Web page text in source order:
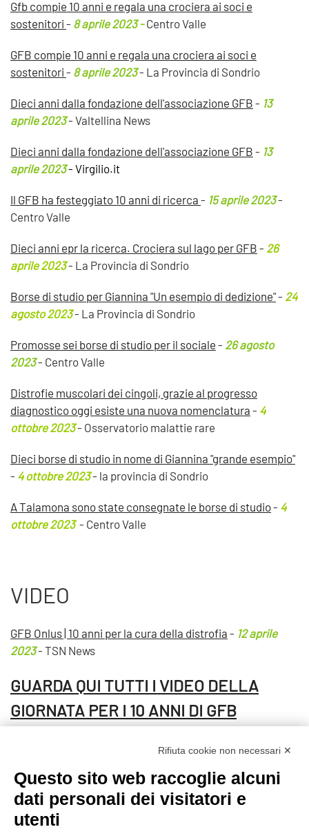
Gfb compie 10 anni e regala una crociera ai soci e
sostenitori - 8 aprile 2023 -Centro Valle
GFB compie 10 anni e regala una crociera ai soci e
sostenitori - 8 aprile 2023- La Provincia di Sondrio
Dieci anni dalla fondazione dell'associazione GFB - 13
aprile 2023- Valtellina News
Dieci anni dalla fondazione dell'associazione GFB - 13
aprile 2023- Virgilio.it
Il GFB ha festeggiato 10 anni di ricerca - 15 aprile 2023-
Centro Valle
Dieci anni epr la ricerca. Crociera sul lago per GFB - 26
aprile 2023- La Provincia di Sondrio
Borse di studio per Giannina "Un esempio di dedizione"- 24
agosto 2023- La Provincia di Sondrio
Promosse sei borse di studio per il sociale - 26 agosto
2023- Centro Valle
Distrofie muscolari dei cingoli, grazie al progresso
diagnostico oggi esiste una nuova nomenclatura - 4
ottobre 2023- Osservatorio malattie rare
Dieci borse di studio in nome di Giannina "grande esempio"
- 4 ottobre 2023- la provincia di Sondrio
A Talamona sono state consegnate le borse di studio- 4
ottobre 2023- Centro Valle
VIDEO
GFB Onlus | 10 anni per la cura della distrofia - 12 aprile
2023- TSN News
GUARDA QUI TUTTI I VIDEO DELLA
GIORNATA PER I 10 ANNI DI GFB
Prec
Rifiuta cookie non necessari ✕
Questo sito web raccoglie alcuni
dati personali dei visitatori e
utenti